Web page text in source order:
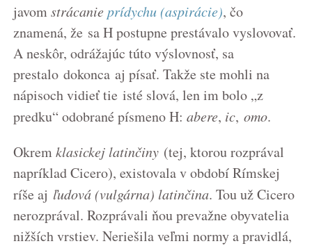
javomstrácanieprídychu (aspirácie), čo
znamená, že sa H postupne prestávalo vyslovovať.
A neskôr, odrážajúc túto výslovnosť, sa
prestalo dokonca aj písať. Takže ste mohli na
nápisoch vidieť tie isté slová, len im bolo „z
predku“ odobrané písmeno H: abere, ic, omo.
Okremklasickej latinčiny (tej, ktorou rozprával
napríklad Cicero), existovala v období Rímskej
ríše aj ľudová (vulgárna) latinčina. Tou už Cicero
nerozprával. Rozprávali ňou prevažne obyvatelia
nižších vrstiev. Neriešila veľmi normy a pravidlá,